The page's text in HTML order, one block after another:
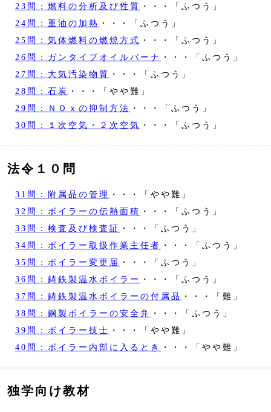
23問：燃料の分析及び性質 ・・・「ふつう」
24問：重油の加熱 ・・・「ふつう」
25問：気体燃料の燃焼方式 ・・・「ふつう」
26問：ガンタイプオイルバーナ
・・・「ふつう」
27問：大気汚染物質 ・・・「ふつう」
28問：石炭 ・・・「やや難」
29問：ＮＯｘの抑制方法 ・・・「ふつう」
30問：１次空気・２次空気 ・・・「ふつう」
法令１０問
31問：附属品の管理
・・・「やや難」
32問：ボイラーの伝熱面積 ・・・「ふつう」
33問：検査及び検査証 ・・・「ふつう」
34問：ボイラー取扱作業主任者 ・・・「ふつう」
35問：ボイラー変更届
・・・「ふつう」
36問：鋳鉄製温水ボイラー
・・・「ふつう」
37問：鋳鉄製温水ボイラーの付属品
・・・「難」
38問：鋼製ボイラーの安全弁 ・・・「ふつう」
39問：ボイラー技士 ・・・「やや難」
40問：ボイラー内部に入るとき
・・・「やや難」
独学向け教材